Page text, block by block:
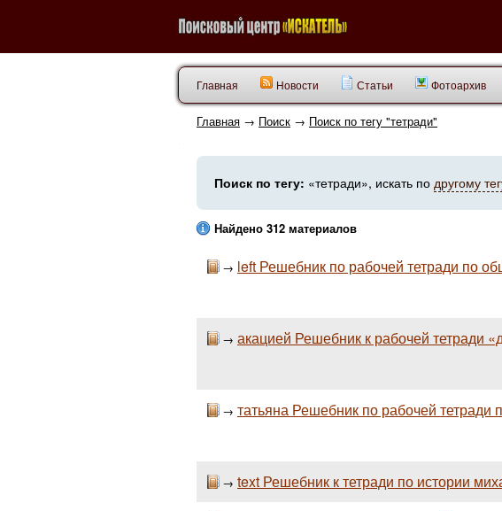
Главная Новости Статьи Фотоархив
Главная → Поиск → Поиск по тегу "тетради"
Поиск по тегу: «тетради», искать по другому
Найдено 312 материалов
→ left Решебник по рабочей тетради по
→ акацией Решебник к рабочей тетради
→ татьяна Решебник по рабочей тетради
→ text Решебник к тетради по истории